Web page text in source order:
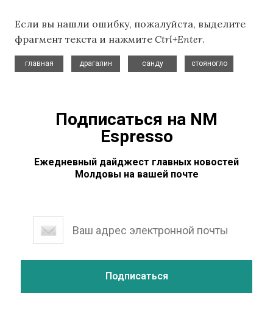
Если вы нашли ошибку, пожалуйста, выделите
фрагмент текста и нажмите Ctrl+Enter.
главная
драгалин
санду
стояногло
Подписаться на NM
Espresso
Ежедневный дайджест главных новостей
Молдовы на вашей почте